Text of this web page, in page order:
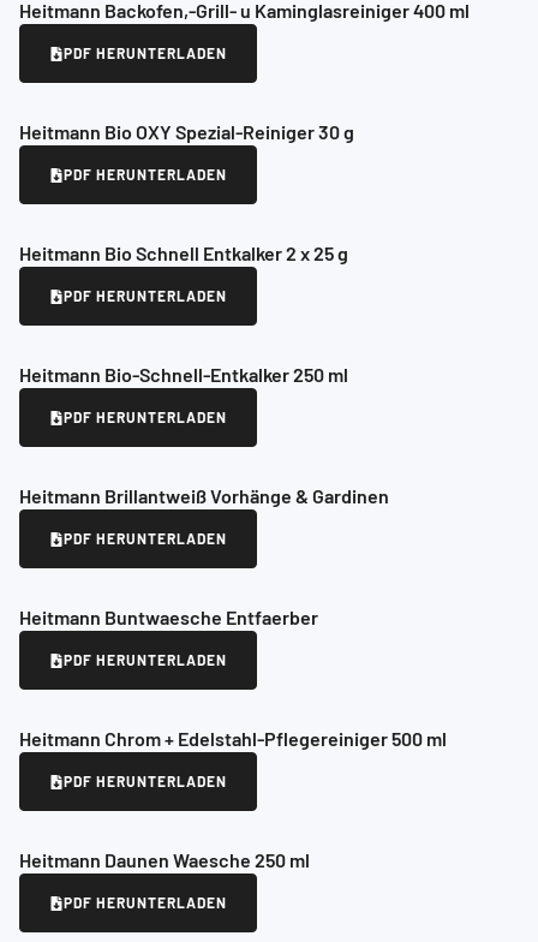
Heitmann Backofen,-Grill- u Kaminglasreiniger 400 ml
PDF HERUNTERLADEN
Heitmann Bio OXY Spezial-Reiniger 30 g
PDF HERUNTERLADEN
Heitmann Bio Schnell Entkalker 2 x 25 g
PDF HERUNTERLADEN
Heitmann Bio-Schnell-Entkalker 250 ml
PDF HERUNTERLADEN
Heitmann Brillantweiß Vorhänge & Gardinen
PDF HERUNTERLADEN
Heitmann Buntwaesche Entfaerber
PDF HERUNTERLADEN
Heitmann Chrom + Edelstahl-Pflegereiniger 500 ml
PDF HERUNTERLADEN
Heitmann Daunen Waesche 250 ml
PDF HERUNTERLADEN